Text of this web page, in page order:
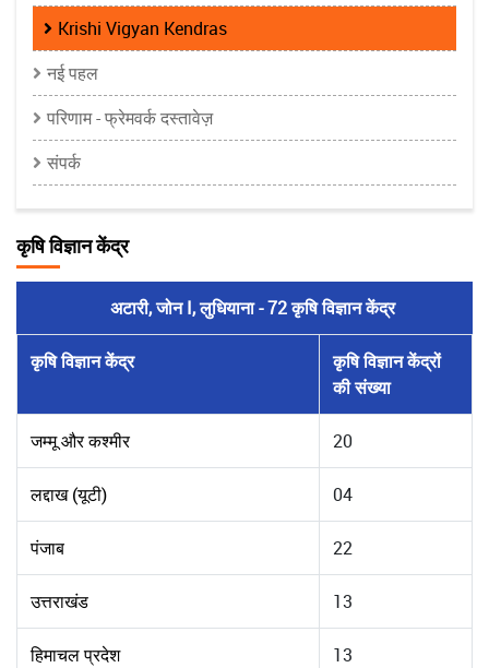
Krishi Vigyan Kendras
नई पहल
परिणाम - फ्रेमवर्क दस्तावेज़
संपर्क
कृषि विज्ञान केंद्र
अटारी, जोन I, लुधियाना - 72 कृषि विज्ञान केंद्र
कृषि विज्ञान केंद्र
कृषि विज्ञान केंद्रों
की संख्या
जम्मू और कश्मीर 20
लद्दाख (यूटी) 04
पंजाब 22
उत्तराखंड 13
हिमाचल प्रदेश 13